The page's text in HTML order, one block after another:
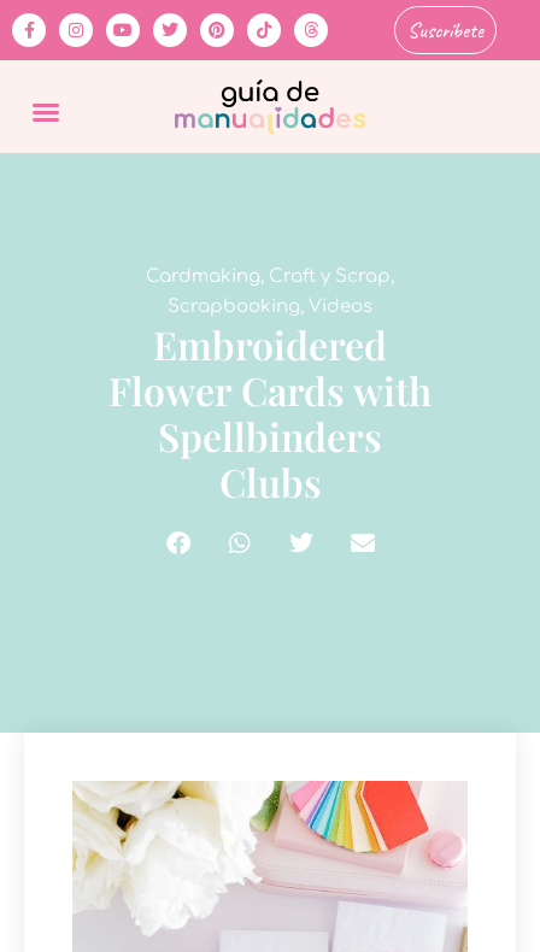
Suscríbete
Cardmaking, Craft y Scrap,
Scrapbooking, Videos
Embroidered
Flower Cards with
Spellbinders
Clubs